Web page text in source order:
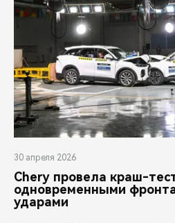
30 апреля 2026
Chery провела краш-
одновременными
ударами